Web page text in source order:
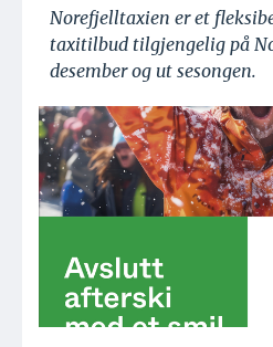
Norefjelltaxien er et
taxitilbud tilgjengelig på
desember og ut sesongen.